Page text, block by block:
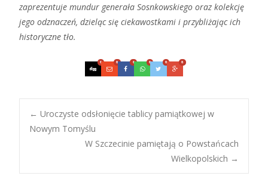
zaprezentuje mundur generała Sosnkowskiego oraz kolekcję
jego odznaczeń, dzieląc się ciekawostkami i przybliżając ich
historyczne tło.
0 0 0 0 0 0
Post
navigation
← Uroczyste odsłonięcie tablicy pamiątkowej w
Nowym Tomyślu
W Szczecinie pamiętają o Powstańcach
Wielkopolskich →